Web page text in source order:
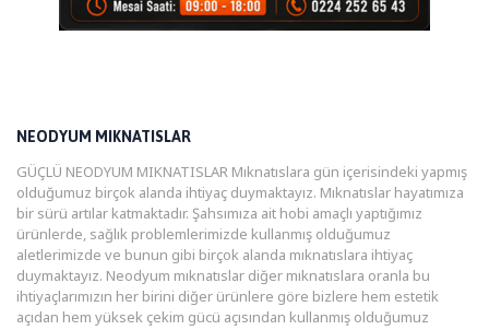
NEODYUM MIKNATISLAR
GÜÇLÜ NEODYUM MIKNATISLAR Mıknatıslara gün içerisindeki yapmış
olduğumuz birçok alanda ihtiyaç duymaktayız. Mıknatıslar hayatımıza
bir sürü artılar katmaktadır. Şahsımıza ait hobi amaçlı yaptığımız
ürünlerde, sağlık problemlerimizde kullanmış olduğumuz
aletlerimizde ve bunun gibi birçok alanda mıknatıslara ihtiyaç
duymaktayız. Neodyum mıknatıslar diğer mıknatıslara oranla bu
ihtiyaçlarımızın her birini diğer ürünlere göre bizlere hem estetik
açıdan hem yüksek çekim gücü açısından kullanmış olduğumuz